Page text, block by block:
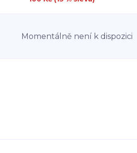
Momentálně není k dispozici